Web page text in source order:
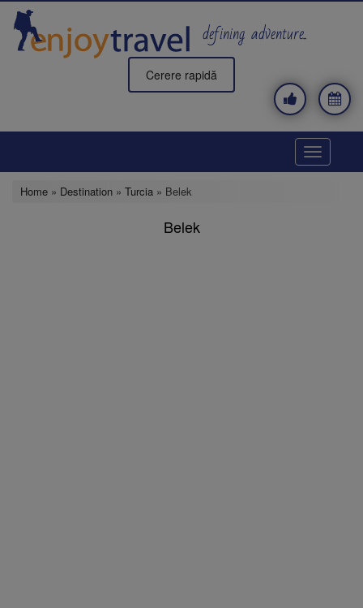
Skip
main
defining adventure..
Cerere rapidă
Toggle
Home » Destination » Turcia » Belek
Belek